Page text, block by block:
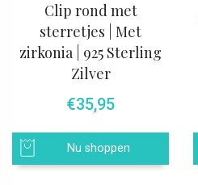
Clip rond met
sterretjes | Met
zirkonia | 925 Sterling
Zilver
€35,95
Nu shoppen